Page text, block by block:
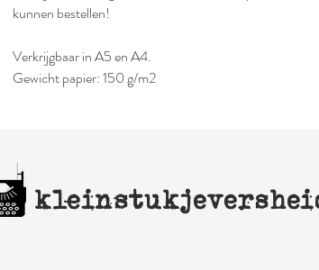
kunnen bestellen!
Verkrijgbaar in A5 en A4.
Gewicht papier: 150 g/m2